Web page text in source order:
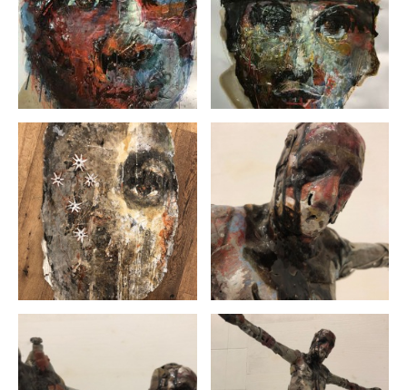
Irina Cepero
Jorly Gonzalez
José Angel Nazabal
Jose Luis Diaz Ramirez
Kadir Lopez
Kiki Borell
Laurina Fässler
Leandro Manuel Fernández Cuevas
Lianet Martinez Pino
Lilian Loos